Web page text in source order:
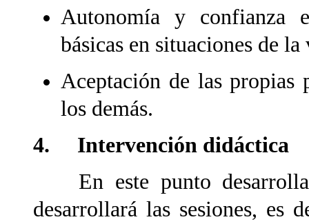
Autonomía y confianza
básicas en situaciones de
Aceptación de las propias
los demás.
4. Intervención didáctica
En este punto
desarrollará las sesiones, es